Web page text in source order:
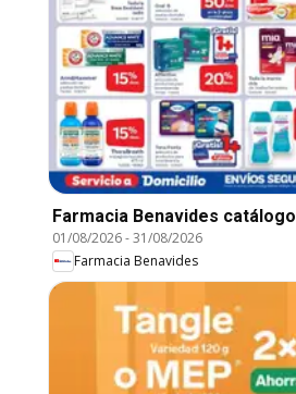
Farmacia Benavides catálogo
01/08/2026-31/08/2026
Farmacia Benavides